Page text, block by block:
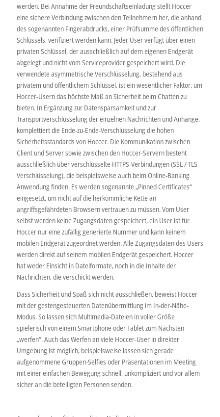
werden. Bei Annahme der Freundschaftseinladung stellt Hoccer
eine sichere Verbindung zwischen den Teilnehmern her, die anhand
des sogenannten Fingerabdrucks, einer Prüfsumme des öffentlichen
Schlüssels, verifiziert werden kann. Jeder User verfügt über einen
privaten Schlüssel, der ausschließlich auf dem eigenen Endgerät
abgelegt und nicht vom Serviceprovider gespeichert wird. Die
verwendete asymmetrische Verschlüsselung, bestehend aus
privatem und öffentlichem Schlüssel, ist ein wesentlicher Faktor, um
Hoccer-Usern das höchste Maß an Sicherheit beim Chatten zu
bieten. In Ergänzung zur Datensparsamkeit und zur
Transportverschlüsselung der einzelnen Nachrichten und Anhänge,
komplettiert die Ende-zu-Ende-Verschlüsselung die hohen
Sicherheitsstandards von Hoccer. Die Kommunikation zwischen
Client und Server sowie zwischen den Hoccer-Servern besteht
ausschließlich über verschlüsselte HTTPS-Verbindungen (SSL / TLS
Verschlüsselung), die beispielsweise auch beim Online-Banking
Anwendung finden. Es werden sogenannte „Pinned Certificates“
eingesetzt, um nicht auf die herkömmliche Kette an
angriffsgefährdeten Browsern vertrauen zu müssen. Vom User
selbst werden keine Zugangsdaten gespeichert, ein User ist für
Hoccer nur eine zufällig generierte Nummer und kann keinem
mobilen Endgerät zugeordnet werden. Alle Zugangsdaten des Users
werden direkt auf seinem mobilen Endgerät gespeichert. Hoccer
hat weder Einsicht in Dateiformate, noch in die Inhalte der
Nachrichten, die verschickt werden.
Dass Sicherheit und Spaß sich nicht ausschließen, beweist Hoccer
mit der gestengesteuerten Datenübermittlung im In-der-Nähe-
Modus. So lassen sich Multimedia-Dateien in voller Größe
spielerisch von einem Smartphone oder Tablet zum Nächsten
„werfen“. Auch das Werfen an viele Hoccer-User in direkter
Umgebung ist möglich, beispielsweise lassen sich gerade
aufgenommene Gruppen-Selfies oder Präsentationen im Meeting
mit einer einfachen Bewegung schnell, unkompliziert und vor allem
sicher an die beteiligten Personen senden.